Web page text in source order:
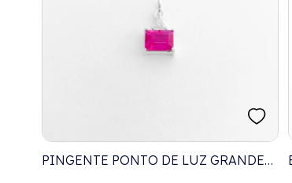
PINGENTE PONTO DE LUZ GRANDE